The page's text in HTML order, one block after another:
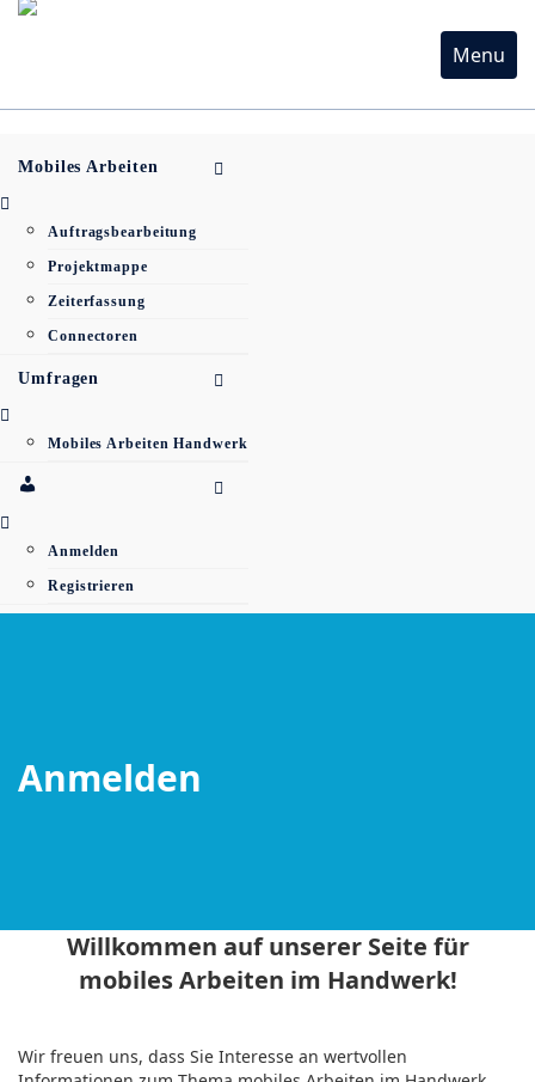
Menu
Mobiles Arbeiten
Auftragsbearbeitung
Projektmappe
Zeiterfassung
Connectoren
Umfragen
Mobiles Arbeiten Handwerk
Anmelden
Registrieren
Anmelden
Willkommen auf unserer Seite für
mobiles Arbeiten im Handwerk!
Wir freuen uns, dass Sie Interesse an wertvollen